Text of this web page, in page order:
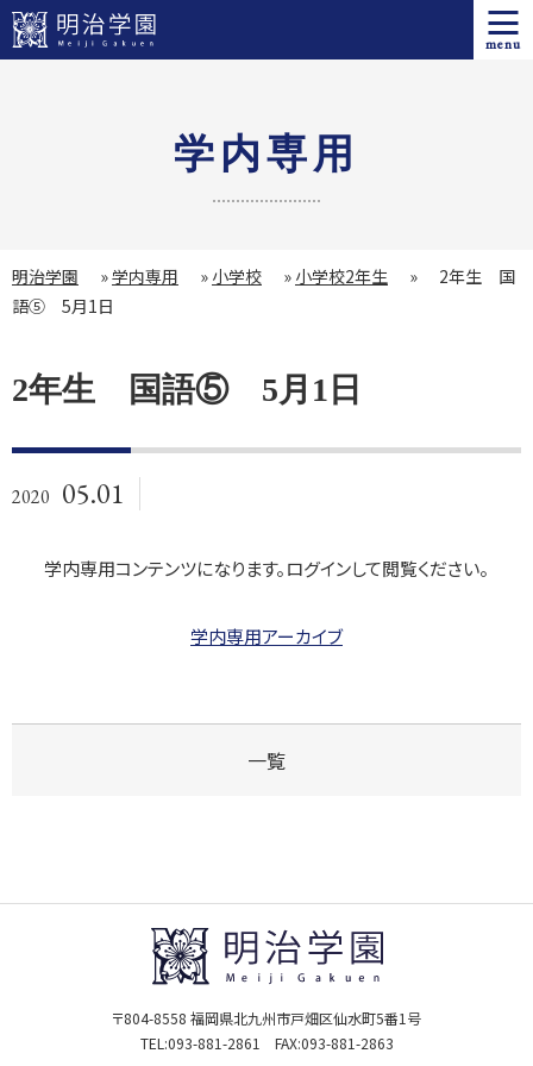
menu
学内専用
明治学園 »学内専用 » 小学校 » 小学校2年生 »
2年生 国
語⑤ 5月1日
2年生 国語⑤ 5月1日
2020 05.01
学内専用コンテンツになります。ログインして閲覧ください。
学内専用アーカイブ
一覧
〒804-8558 福岡県北九州市戸畑区仙水町5番1号
TEL:093-881-2861 FAX:093-881-2863